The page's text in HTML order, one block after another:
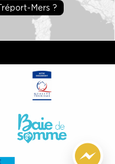
Mers ?